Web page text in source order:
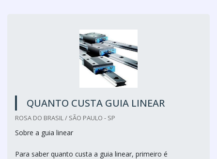
QUANTO CUSTA GUIA LINEAR
ROSA DO BRASIL / SÃO PAULO - SP
Sobre a guia linear
Para saber quanto custa a guia linear, primeiro é